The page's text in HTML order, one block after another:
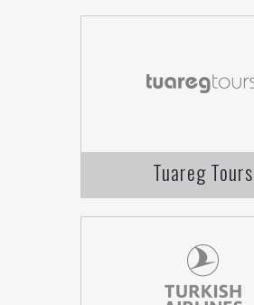
Tuareg Tours